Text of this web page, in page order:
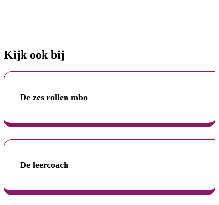
Kijk ook bij
De zes rollen mbo
De leercoach